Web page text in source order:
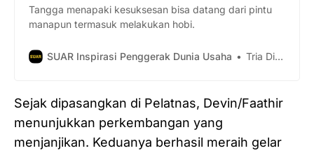
Tangga menapaki kesuksesan bisa datang dari pintu
manapun termasuk melakukan hobi.
SUAR Inspirasi Penggerak Dunia Usaha Tria Dianti
Sejak dipasangkan di Pelatnas, Devin/Faathir
menunjukkan perkembangan yang
menjanjikan. Keduanya berhasil meraih gelar